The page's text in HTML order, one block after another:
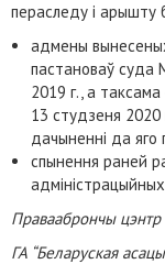
пераследу і арышту
адмены
пастановаў суда
2019 г., а
13 студзеня 2020
дачыненні да
спынення раней
Праваабрончы цэнтр
ГА “Беларуская